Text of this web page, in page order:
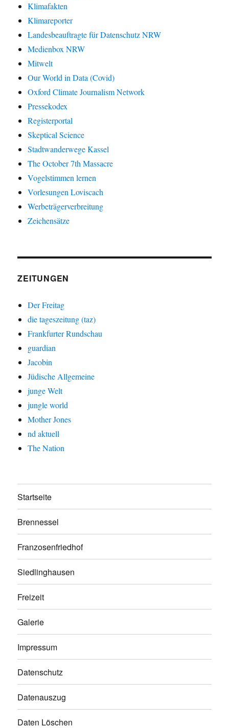
Klimafakten
Klimareporter
Landesbeauftragte für Datenschutz NRW
Medienbox NRW
Mitwelt
Our World in Data (Covid)
Oxford Climate Journalism Network
Pressekodex
Registerportal
Skeptical Science
Stadtwanderwege Kassel
The October 7th Massacre
Vogelstimmen lernen
Vorlesungen Loviscach
Werbeträgerverbreitung
Zeichensätze
ZEITUNGEN
Der Freitag
die tageszeitung (taz)
Frankfurter Rundschau
guardian
Jacobin
Jüdische Allgemeine
junge Welt
jungle world
Mother Jones
nd aktuell
The Nation
Startseite
Brennessel
Franzosenfriedhof
Siedlinghausen
Freizeit
Galerie
Impressum
Datenschutz
Datenauszug
Daten Löschen